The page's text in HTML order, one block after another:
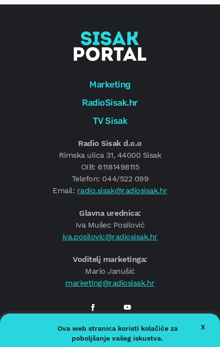
Marketing
RadioSisak.hr
TV Sisak
Radio Sisak d.o.o
Rimska ulica 31, 44000 Sisak
OIB: 61181498115
Telefon: 044/522 099
Email: radio.sisak@radiosisak.hr
Glavna urednica:
Iva Mušec Posilović
iva.posilovic@radiosisak.hr
Voditelj marketinga:
Mario Janušić
marketing@radiosisak.hr
© 2026.Radio Sisak
Politika privatnosti
Ova web stranica koristi kolačiće za
poboljšanje vašeg iskustva.
X